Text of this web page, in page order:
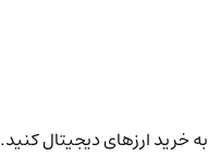
خرید ارزهای دیجیتال کنید.